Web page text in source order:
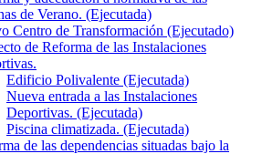
de Verano. (Ejecutada)
Centro de Transformación (Ejecutado)
de Reforma de las Instalaciones
Edificio Polivalente (Ejecutada)
Nueva entrada a las Instalaciones
Deportivas. (Ejecutada)
Piscina climatizada. (Ejecutada)
de las dependencias situadas bajo la